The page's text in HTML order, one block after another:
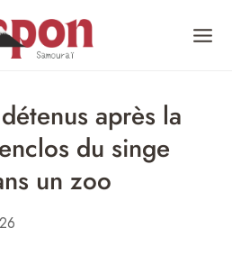
après la
du singe
un zoo